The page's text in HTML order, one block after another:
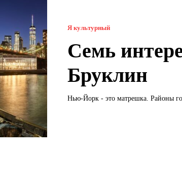
Я культурный
Семь
Бруклин
Нью-Йорк - это матрешка. Районы